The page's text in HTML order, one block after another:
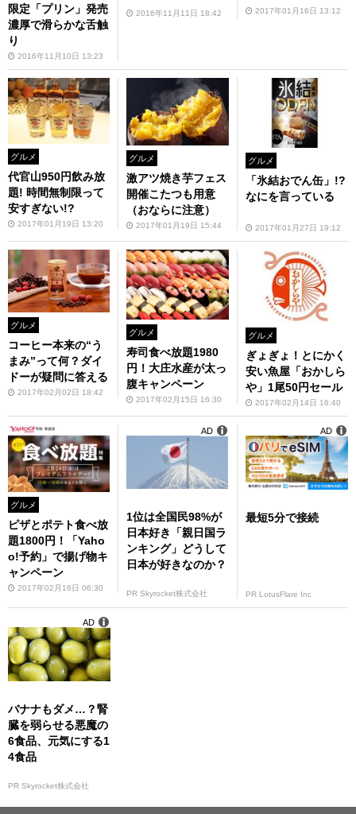
限定「プリン」発売
濃厚で滑らかな舌触
り
2016年11月10日 13:23
2016年11月11日 18:42 2017年01月16日 13:12
グルメ
代官山950円飲み放
題! 時間無制限って
安すぎない!?
2017年01月19日 13:20
グルメ
激アツ焼き芋フェス
開催こたつも用意
（おならに注意）
2017年01月19日 15:44
グルメ
「氷結おでん缶」!?
なにを言っている
2017年01月27日 19:12
グルメ
コーヒー本来の“う
まみ”って何？ダイ
ドーが疑問に答える
2017年02月02日 18:42
グルメ
寿司食べ放題1980
円！大庄水産が太っ
腹キャンペーン
2017年02月15日 16:30
グルメ
ぎょぎょ！とにかく
安い魚屋「おかしら
や」1尾50円セール
2017年02月14日 16:40
グルメ
ピザとポテト食べ放
題1800円！「Yaho
o!予約」で揚げ物キ
ャンペーン
2017年02月16日 06:30
1位は全国民98%が
日本好き「親日国ラ
ンキング」どうして
日本が好きなのか？
PR Skyrocket株式会社
AD
最短5分で接続
PR LotusFlare Inc
AD
バナナもダメ…？腎
臓を弱らせる悪魔の
6食品、元気にする1
4食品
PR Skyrocket株式会社
AD